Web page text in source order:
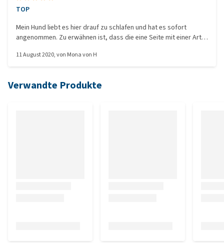
TOP
Mein Hund liebt es hier drauf zu schlafen und hat es sofort
angenommen. Zu erwähnen ist, dass die eine Seite mit einer Art
Hochwertig und Qualität.
11 August 2020, von Mona von H
Verwandte Produkte